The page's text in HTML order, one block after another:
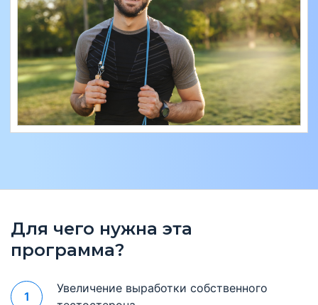
Для чего нужна эта
программа?
1
Увеличение выработки собственного